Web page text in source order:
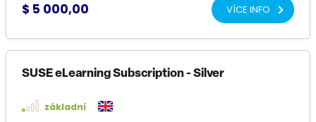
$ 5 000,00 VÍCE INFO
SUSE eLearning Subscription - Silver
základní